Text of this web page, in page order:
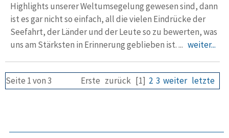
Highlights unserer Weltumsegelung gewesen sind, dann
ist es gar nicht so einfach, all die vielen Eindrücke der
Seefahrt, der Länder und der Leute so zu bewerten, was
uns am Stärksten in Erinnerung geblieben ist. ... weiter...
Seite 1 von 3 Erste zurück [1] 2 3 weiter letzte